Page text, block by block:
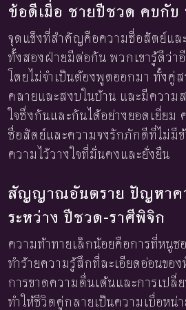
ข้อดีเมื่อ ชายปีชวด คบกั
จุดแข็งที่สำคัญคือความซื่อสัตย์แล
ทั้งสองฝ่ายมีต่อกัน พวกเขารู้ดีว่า
โดยไม่จำเป็นต้องพูดออกมา ทั้งคู่
คลายและสงบในบ้าน และมีความ
ใจซึ่งกันและกันได้อย่างยอดเยี่ย
ซื่อสัตย์และความจงรักภักดีที่ไม่มี
ความไว้วางใจที่มั่นคงและยั่งยืน
สัญญาณอันตราย ปัญหาค
ระหว่าง ปีชวด-ราศีพิจิก
ความท้าทายเล็กน้อยคือการที่หนูช
ทำร้ายความรู้สึกที่ละเอียดอ่อนขอ
การขาดความตื่นเต้นและการเปลี่
ทำให้ชีวิตคู่กลายเป็นความเบื่อหน่า